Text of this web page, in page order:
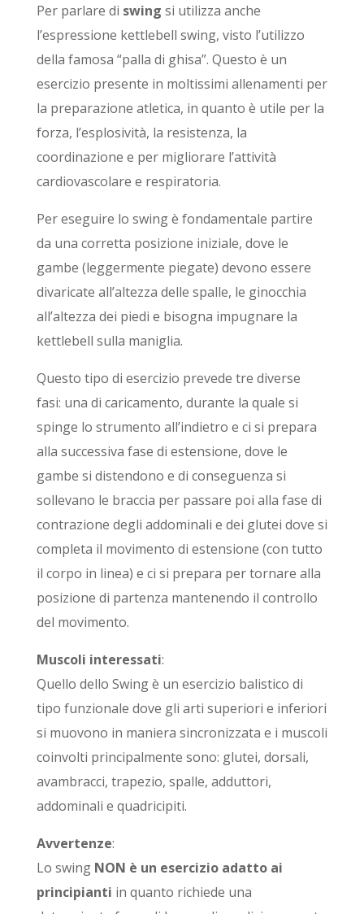
Per parlare di swing si utilizza anche
l’espressione kettlebell swing, visto l’utilizzo
della famosa “palla di ghisa”. Questo è un
esercizio presente in moltissimi allenamenti per
la preparazione atletica, in quanto è utile per la
forza, l’esplosività, la resistenza, la
coordinazione e per migliorare l’attività
cardiovascolare e respiratoria.
Per eseguire lo swing è fondamentale partire
da una corretta posizione iniziale, dove le
gambe (leggermente piegate) devono essere
divaricate all’altezza delle spalle, le ginocchia
all’altezza dei piedi e bisogna impugnare la
kettlebell sulla maniglia.
Questo tipo di esercizio prevede tre diverse
fasi: una di caricamento, durante la quale si
spinge lo strumento all’indietro e ci si prepara
alla successiva fase di estensione, dove le
gambe si distendono e di conseguenza si
sollevano le braccia per passare poi alla fase di
contrazione degli addominali e dei glutei dove si
completa il movimento di estensione (con tutto
il corpo in linea) e ci si prepara per tornare alla
posizione di partenza mantenendo il controllo
del movimento.
Muscoli interessati:
Quello dello Swing è un esercizio balistico di
tipo funzionale dove gli arti superiori e inferiori
si muovono in maniera sincronizzata e i muscoli
coinvolti principalmente sono: glutei, dorsali,
avambracci, trapezio, spalle, adduttori,
addominali e quadricipiti.
Avvertenze:
Lo swing NON è un esercizio adatto ai
principianti in quanto richiede una